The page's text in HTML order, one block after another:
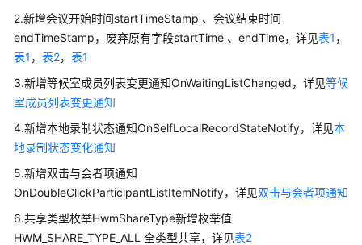
员
指
南
视
会
议
用
户
南
2.新增会议开始时间startTimeStamp 、会议结束时间
endTimeStamp，废弃原有字段startTime 、endTime，详见表1 ，
表1 ， 表2， 表1
3.新增等候室成员列表变更通知OnWaitingListChanged，详见等候
室成员列表变更通知
4.新增本地录制状态通知OnSelfLocalRecordStateNotify，详见本
地录制状态变化通知
5.新增双击与会者项通知
OnDoubleClickParticipantListItemNotify，详见双击与会者项通知
6.共享类型枚举HwmShareType新增枚举值
HWM_SHARE_TYPE_ALL 全类型共享，详见表2